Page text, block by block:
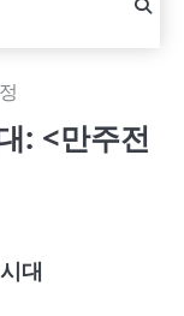
: <만주전
대